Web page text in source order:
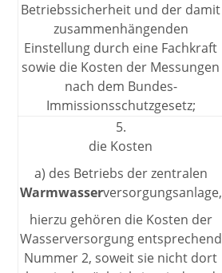
Betriebssicherheit und der damit
zusammenhängenden
Einstellung durch eine Fachkraft
sowie die Kosten der Messungen
nach dem Bundes-
Immissionsschutzgesetz;
5.
die Kosten
a) des Betriebs der zentralen
Warmwasserversorgungsanlage,
hierzu gehören die Kosten der
Wasserversorgung entsprechend
Nummer 2, soweit sie nicht dort